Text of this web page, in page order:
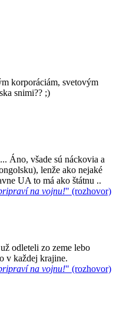
korporáciám, svetovým
snimi?? ;)
Áno, všade sú náckovia a
lenže ako nejaké
UA to má ako štátnu ..
na vojnu!" (rozhovor)
odleteli zo zeme lebo
v každej krajine.
na vojnu!" (rozhovor)